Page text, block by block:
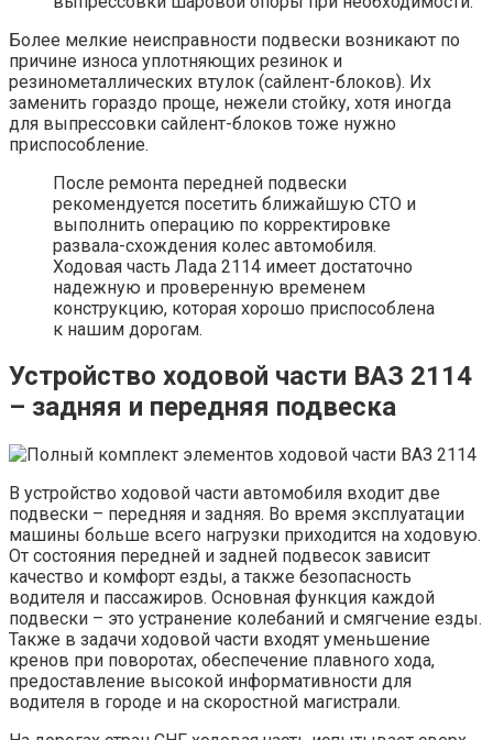
Более мелкие неисправности подвески возникают по
причине износа уплотняющих резинок и
резинометаллических втулок (сайлент-блоков). Их
заменить гораздо проще, нежели стойку, хотя иногда
для выпрессовки сайлент-блоков тоже нужно
приспособление.
После ремонта передней подвески
рекомендуется посетить ближайшую СТО и
выполнить операцию по корректировке
развала-схождения колес автомобиля.
Ходовая часть Лада 2114 имеет достаточно
надежную и проверенную временем
конструкцию, которая хорошо приспособлена
к нашим дорогам.
Устройство ходовой части ВАЗ 2114
– задняя и передняя подвеска
В устройство ходовой части автомобиля входит две
подвески – передняя и задняя. Во время эксплуатации
машины больше всего нагрузки приходится на ходовую.
От состояния передней и задней подвесок зависит
качество и комфорт езды, а также безопасность
водителя и пассажиров. Основная функция каждой
подвески – это устранение колебаний и смягчение езды.
Также в задачи ходовой части входят уменьшение
кренов при поворотах, обеспечение плавного хода,
предоставление высокой информативности для
водителя в городе и на скоростной магистрали.